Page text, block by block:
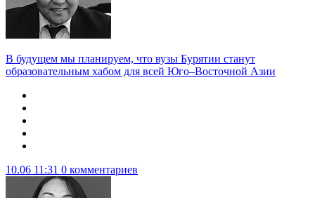
В будущем мы планируем, что вузы Бурятии станут
образовательным хабом для всей Юго–Восточной Азии
10.06 11:31 0 комментариев